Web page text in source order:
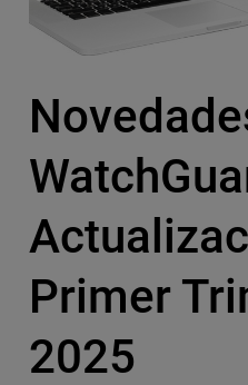
Primer
2025